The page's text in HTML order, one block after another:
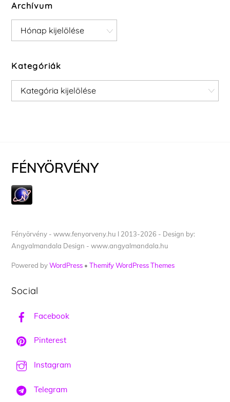
Archívum
Archívum
Kategóriák
Kategóriák
FÉNYÖRVÉNY
Fényörvény - www.fenyorveny.hu I 2013-2026 - Design by:
Angyalmandala Design - www.angyalmandala.hu
Powered byWordPress •Themify WordPress Themes
Social
Facebook
Pinterest
Instagram
Telegram